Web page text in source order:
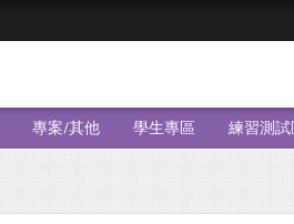
專案/其他 學生專區 練習測試